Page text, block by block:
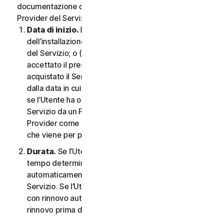
documentazione di transazione applicabile dal
Provider del Servizio.
Data di inizio. Dovrà partire (a) dalla data
dell’installazione iniziale del Software o dell’utilizzo
del Servizio; o (b) dalla data in cui l’Utente ha
accettato il presente CLS; o (c) se l’Utente ha
acquistato il Servizio dal nostro negozio online,
dalla data in cui è stato completato l’acquisto; o (d)
se l’Utente ha ottenuto il diritto di utilizzare il
Servizio da un Provider, dalla data stabilita da tale
Provider come applicabile, qualunque sia la data
che viene per prima.
Durata. Se l’Utente dispone di un abbonamento a
tempo determinato, il Servizio terminerà
automaticamente al termine del Periodo del
Servizio. Se l’Utente dispone di un abbonamento
con rinnovo automatico, a meno che non annulli il
rinnovo prima della data di fatturazione, il Periodo